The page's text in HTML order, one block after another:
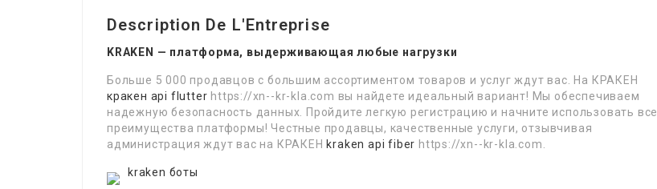
Description De L'Entreprise
KRAKEN — платформа, выдерживающая любые нагрузки
Больше 5 000 продавцов с большим ассортиментом товаров и услуг ждут вас. На КРАКЕН
кракен api flutter https://xn--kr-kla.com вы найдете идеальный вариант! Мы обеспечиваем
надежную безопасность данных. Пройдите легкую регистрацию и начните использовать все
преимущества платформы! Честные продавцы, качественные услуги, отзывчивая
администрация ждут вас на КРАКЕН kraken api fiber https://xn--kr-kla.com.
kraken боты